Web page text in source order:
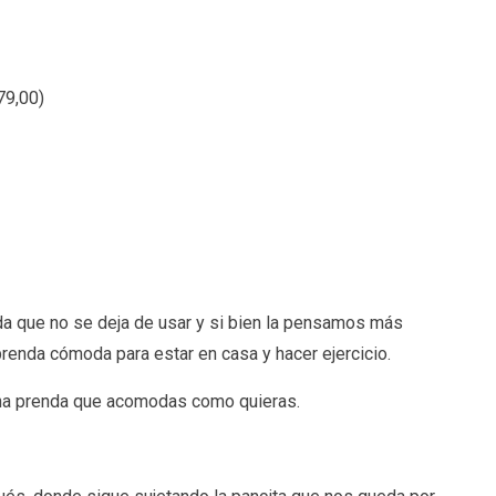
)
que no se deja de usar y si bien la pensamos más
cómoda para estar en casa y hacer ejercicio.
prenda que acomodas como quieras.